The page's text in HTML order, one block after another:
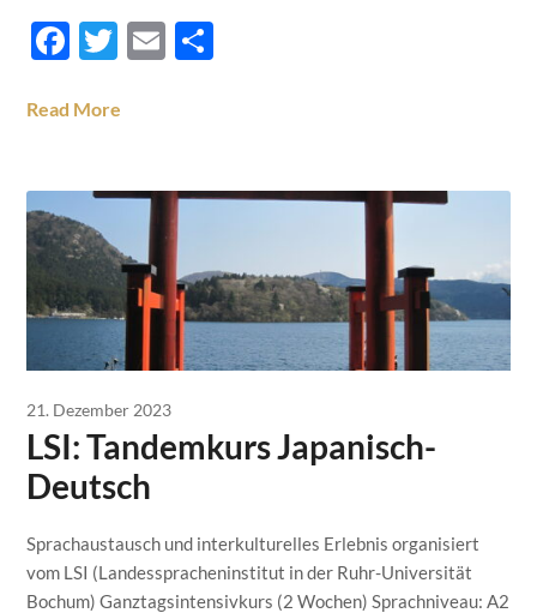
Facebook
Twitter
Email
Read More
21. Dezember 2023
LSI: Tandemkurs Japanisch-
Deutsch
Sprachaustausch und interkulturelles Erlebnis organisiert
vom LSI (Landesspracheninstitut in der Ruhr-Universität
Bochum) Ganztagsintensivkurs (2 Wochen) Sprachniveau: A2